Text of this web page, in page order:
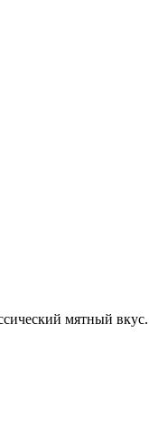
мятный вкус.